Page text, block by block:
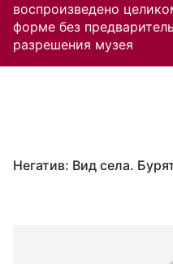
воспроизведено
форме без
разрешения музея
Негатив: Вид села.